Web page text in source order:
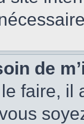
de
faire, il